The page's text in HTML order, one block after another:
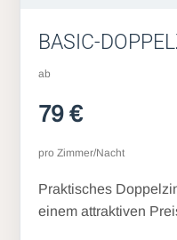
BASIC-
ab
79 €
pro Zimmer/Nacht
Praktisches
einem attraktiven